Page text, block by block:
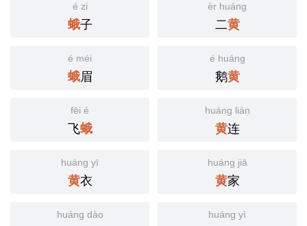
é zi
蛾子
èr huáng
二黄
é méi
蛾眉
é huáng
鹅黄
fēi é
飞蛾
huáng lián
黄连
huáng yī
黄衣
huáng jiā
黄家
huáng dào huáng yì